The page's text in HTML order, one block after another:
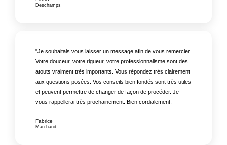
Deschamps
"Je souhaitais vous laisser un message afin de vous remercier.
Votre douceur, votre rigueur, votre professionnalisme sont des
atouts vraiment très importants. Vous répondez très clairement
aux questions posées. Vos conseils bien fondés sont très utiles
et peuvent permettre de changer de façon de procéder. Je
vous rappellerai très prochainement. Bien cordialement.
Fabrice
Marchand